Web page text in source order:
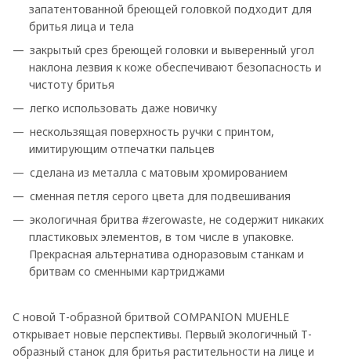
запатентованной бреющей головкой подходит для
бритья лица и тела
закрытый срез бреющей головки и выверенный угол
наклона лезвия к коже обеспечивают безопасность и
чистоту бритья
легко использовать даже новичку
нескользящая поверхность ручки с принтом,
имитирующим отпечатки пальцев
сделана из металла с матовым хромированием
сменная петля серого цвета для подвешивания
экологичная бритва #zerowaste, не содержит никаких
пластиковых элементов, в том числе в упаковке.
Прекрасная альтернатива одноразовым станкам и
бритвам со сменными картриджами
С новой Т-образной бритвой COMPANION MUEHLE
открывает новые перспективы. Первый экологичный Т-
образный станок для бритья растительности на лице и